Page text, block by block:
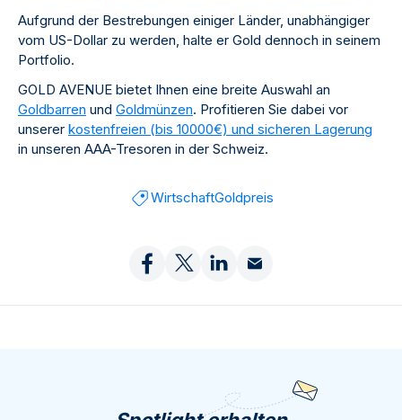
Aufgrund der Bestrebungen einiger Länder, unabhängiger
vom US-Dollar zu werden, halte er Gold dennoch in seinem
Portfolio.
GOLD AVENUE bietet Ihnen eine breite Auswahl an
Goldbarren und Goldmünzen. Profitieren Sie dabei vor
unserer kostenfreien (bis 10000€) und sicheren Lagerung
in unseren AAA-Tresoren in der Schweiz.
WirtschaftGoldpreis